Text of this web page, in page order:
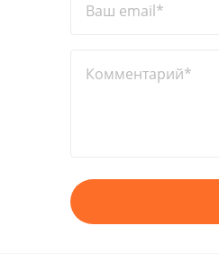
Ваш email*
Комментарий*